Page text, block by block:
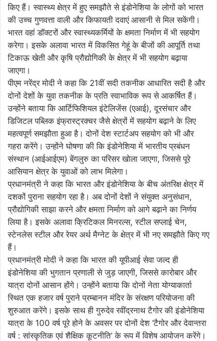
किए हैं। स्वास्थ्य क्षेत्र में हुए समझौते से इंडोनेशिया के लोगों को भारत
की उच्च गुणवत्ता वाली और किफायती दवाएं आसानी से मिल सकेंगी।
भारत वहां डॉक्टरों और स्वास्थ्यकर्मियों के क्षमता निर्माण में भी सहयोग
करेगा। इसके अलावा भारत में विकसित गेहूं के बीजों की आपूर्ति तथा
टिकाऊ खेती और कृषि प्रौद्योगिकी के क्षेत्र में भी सहयोग बढ़ाया
जाएगा।
पीएम नरेंद्र मोदी ने कहा कि 21वीं सदी तकनीक आधारित सदी है और
दोनों देशों के युवा तकनीक के प्रति स्वाभाविक रूप से आकर्षित हैं।
उन्होंने बताया कि आर्टिफिशियल इंटेलिजेंस (एआई), दूरसंचार और
डिजिटल पब्लिक इंफ्रास्ट्रक्चर जैसे क्षेत्रों में सहयोग बढ़ाने के लिए
महत्वपूर्ण समझौता हुआ है। दोनों देश स्टार्टअप सहयोग को भी और
गहरा करेंगे। उन्होंने घोषणा की कि इंडोनेशिया में भारतीय प्रबंधन
संस्थान (आईआईएम) बेंगलुरु का परिसर खोला जाएगा, जिससे पूरे
आसियान क्षेत्र के युवाओं को लाभ मिलेगा।
प्रधानमंत्री ने कहा कि भारत और इंडोनेशिया के बीच अंतरिक्ष क्षेत्र में
दशकों पुराना सहयोग रहा है। अब दोनों देशों ने संयुक्त अनुसंधान,
प्रौद्योगिकी साझा करने और क्षमता निर्माण को आगे बढ़ाने का निर्णय
लिया है। इसके अलावा क्रिटिकल मिनरल्स, स्टील सप्लाई चेन,
स्टेनलेस स्टील और रेयर अर्थ मैग्नेट के क्षेत्र में भी नए समझौते किए गए
हैं।
प्रधानमंत्री मोदी ने कहा कि भारत की यूपीआई सेवा जल्द ही
इंडोनेशिया की भुगतान प्रणाली से जुड़ जाएगी, जिससे कारोबार और
यात्रा दोनों आसान होंगे। उन्होंने बताया कि दोनों नेता योग्याकार्ता
स्थित एक हजार वर्ष पुराने प्रम्बानन मंदिर के संरक्षण परियोजना की
शुरुआत करेंगे। इसके साथ ही गुरुदेव रवींद्रनाथ टैगोर की इंडोनेशिया
यात्रा के 100 वर्ष पूरे होने के अवसर पर दोनों देश ‘टैगोर और देवान्तरा
वर्ष : सांस्कृतिक एवं शैक्षिक कूटनीति’ के रूप में विशेष आयोजन करेंगे।